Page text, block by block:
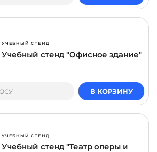
УЧЕБНЫЙ СТЕНД
Учебный стенд "Офисное здание"
В КОРЗИНУ
УЧЕБНЫЙ СТЕНД
Учебный стенд "Театр оперы и